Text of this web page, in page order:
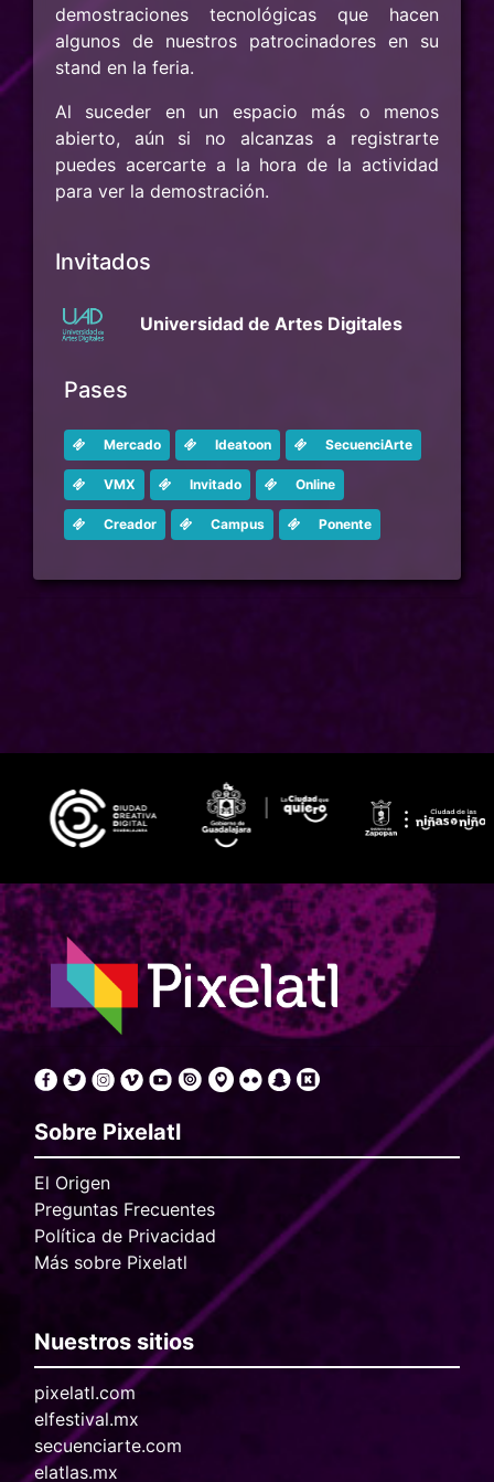
demostraciones tecnológicas que hacen
algunos de nuestros patrocinadores en su
stand en la feria.
Al suceder en un espacio más o menos
abierto, aún si no alcanzas a registrarte
puedes acercarte a la hora de la actividad
para ver la demostración.
Invitados
Universidad de Artes Digitales
Pases
Mercado Ideatoon SecuenciArte
VMX Invitado Online
Creador Campus Ponente
Sobre Pixelatl
El Origen
Preguntas Frecuentes
Política de Privacidad
Más sobre Pixelatl
Nuestros sitios
pixelatl.com
elfestival.mx
secuenciarte.com
elatlas.mx